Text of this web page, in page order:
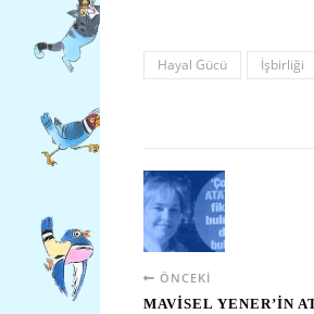
Hayal Gücü İşbirliği
ÖNCEKI
MAVİSEL YENER’İN